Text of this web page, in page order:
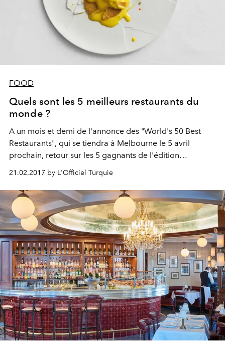
FOOD
Quels sont les 5 meilleurs restaurants du
monde ?
A un mois et demi de l'annonce des "World's 50 Best
Restaurants", qui se tiendra à Melbourne le 5 avril
prochain, retour sur les 5 gagnants de l'édition
précédente. Les paris sont lancés.
21.02.2017 by L'Officiel Turquie